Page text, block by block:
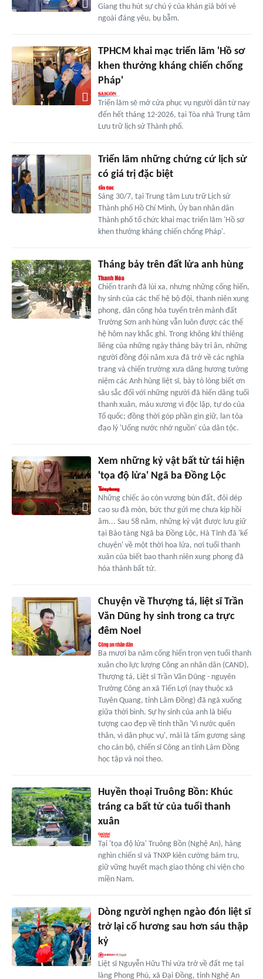
Giang thu hút sự chú ý của khán giả bởi vẻ
ngoài đáng yêu, bụ bẫm.
TPHCM khai mạc triển lãm 'Hồ sơ
khen thưởng kháng chiến chống
Pháp'
Triển lãm sẽ mở cửa phục vụ người dân từ nay
đến hết tháng 12-2026, tại Tòa nhà Trung tâm
Lưu trữ lịch sử Thành phố.
Triển lãm những chứng cứ lịch sử
có giá trị đặc biệt
Sáng 30/7, tại Trung tâm Lưu trữ Lịch sử
Thành phố Hồ Chí Minh, Ủy ban nhân dân
Thành phố tổ chức khai mạc triển lãm 'Hồ sơ
khen thưởng kháng chiến chống Pháp'.
Tháng bảy trên đất lửa anh hùng
Chiến tranh đã lùi xa, nhưng những cống hiến,
hy sinh của các thế hệ bộ đội, thanh niên xung
phong, dân công hỏa tuyến trên mảnh đất
Trường Sơn anh hùng vẫn luôn được các thế
hệ hôm nay khắc ghi. Trong không khí thiêng
liêng của những ngày tháng bảy tri ân, những
người đồng đội năm xưa đã trở về các nghĩa
trang và chiến trường xưa dâng hương tưởng
niệm các Anh hùng liệt sĩ, bày tỏ lòng biết ơn
sâu sắc đối với những người đã hiến dâng tuổi
thanh xuân, máu xương vì độc lập, tự do của
Tổ quốc; đồng thời góp phần gìn giữ, lan tỏa
đạo lý 'Uống nước nhớ nguồn' của dân tộc.
Xem những kỷ vật bất tử tái hiện
'tọa độ lửa' Ngã ba Đồng Lộc
Những chiếc áo còn vương bùn đất, đôi dép
cao su đã mòn, bức thư gửi mẹ chưa kịp hồi
âm... Sau 58 năm, những kỷ vật được lưu giữ
tại Bảo tàng Ngã ba Đồng Lộc, Hà Tĩnh đã 'kể
chuyện' về một thời hoa lửa, nơi tuổi thanh
xuân của biết bao thanh niên xung phong đã
hóa thành bất tử.
Chuyện về Thượng tá, liệt sĩ Trần
Văn Dũng hy sinh trong ca trực
đêm Noel
Ba mươi ba năm cống hiến trọn vẹn tuổi thanh
xuân cho lực lượng Công an nhân dân (CAND),
Thượng tá, Liệt sĩ Trần Văn Dũng - nguyên
Trưởng Công an xã Tiến Lợi (nay thuộc xã
Tuyên Quang, tỉnh Lâm Đồng) đã ngã xuống
giữa thời bình. Sự hy sinh của anh là biểu
tượng cao đẹp về tinh thần 'Vì nước quên
thân, vì dân phục vụ', mãi là tấm gương sáng
cho cán bộ, chiến sĩ Công an tỉnh Lâm Đồng
học tập và noi theo.
Huyền thoại Truông Bồn: Khúc
tráng ca bất tử của tuổi thanh
xuân
Tại 'tọa độ lửa' Truông Bồn (Nghệ An), hàng
nghìn chiến sĩ và TNXP kiên cường bám trụ,
giữ vững huyết mạch giao thông chi viện cho
miền Nam.
Dòng người nghẹn ngào đón liệt sĩ
trở lại cố hương sau hơn sáu thập
kỷ
Liệt sĩ Nguyễn Hữu Thi vừa trở về đất mẹ tại
làng Phong Phú, xã Đại Đồng, tỉnh Nghệ An